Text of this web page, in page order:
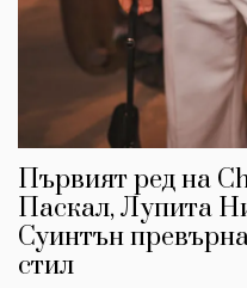
Първият ред на
Паскал, Лупита
Суинтън
стил